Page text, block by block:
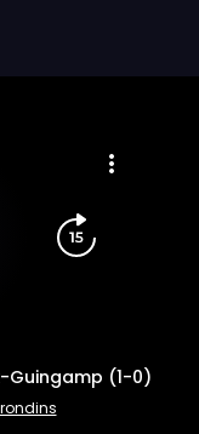
Guingamp (1-0)